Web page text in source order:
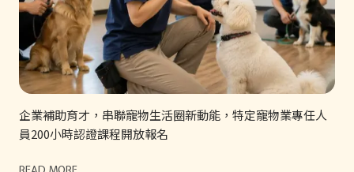
企業補助育才，串聯寵物生活圈新動能，特定寵物業專任人
員200小時認證課程開放報名